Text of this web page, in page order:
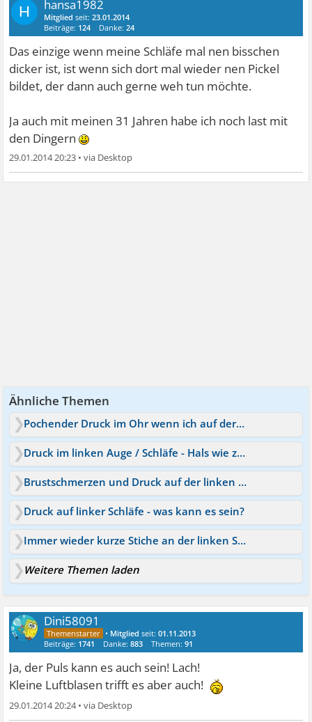
H hansa1982
Mitglied seit:23.01.2014
Beiträge: 124 Danke:24
Das einzige wenn meine Schläfe mal nen bisschen
dicker ist, ist wenn sich dort mal wieder nen Pickel
bildet, der dann auch gerne weh tun möchte.
Ja auch mit meinen 31 Jahren habe ich noch last mit
den Dingern
29.01.2014 20:23 •
Ähnliche Themen
Pochender Druck im Ohr wenn ich auf der Seite schlafe!
Druck im linken Auge / Schläfe - Hals wie zu geschnürt
Brustschmerzen und Druck auf der linken Seite
Druck auf linker Schläfe - was kann es sein?
Immer wieder kurze Stiche an der linken Schläfe
Weitere Themen laden
Dini58091
• Mitglied seit:01.11.2013
Beiträge: 1741 Danke:883 Themen:91
Ja, der Puls kann es auch sein! Lach!
Kleine Luftblasen trifft es aber auch!
29.01.2014 20:24•